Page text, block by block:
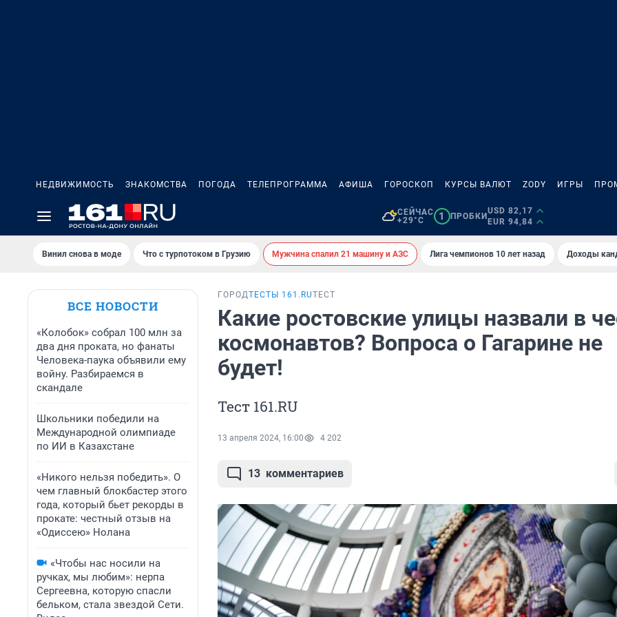
НЕДВИЖИМОСТЬ ЗНАКОМСТВА ПОГОДА ТЕЛЕПРОГРАММА АФИША ГОРОСКОП КУРСЫ ВАЛЮТ ZODY ИГРЫ
СЕЙЧАС
+29°C
1 ПРОБКИ
USD 82,17
EUR 94,84
Винил снова в моде Что с турпотоком в Грузию Мужчина спалил 21 машину и АЗС Лига чемпионов 10 лет назад Доходы
ВСЕ НОВОСТИ
«Колобок» собрал 100 млн за
два дня проката, но фанаты
Человека-паука объявили ему
войну. Разбираемся в
скандале
Школьники победили на
Международной олимпиаде
по ИИ в Казахстане
«Никого нельзя победить». О
чем главный блокбастер этого
года, который бьет рекорды в
прокате: честный отзыв на
«Одиссею» Нолана
«Чтобы нас носили на
ручках, мы любим»: нерпа
Сергеевна, которую спасли
бельком, стала звездой Сети.
ГОРОДТЕСТЫ 161.RUТЕСТ
Какие ростовские улицы назвали в
космонавтов? Вопроса о Гагарине не
будет!
Тест 161.RU
13 апреля 2024, 16:00 4 202
13 комментариев